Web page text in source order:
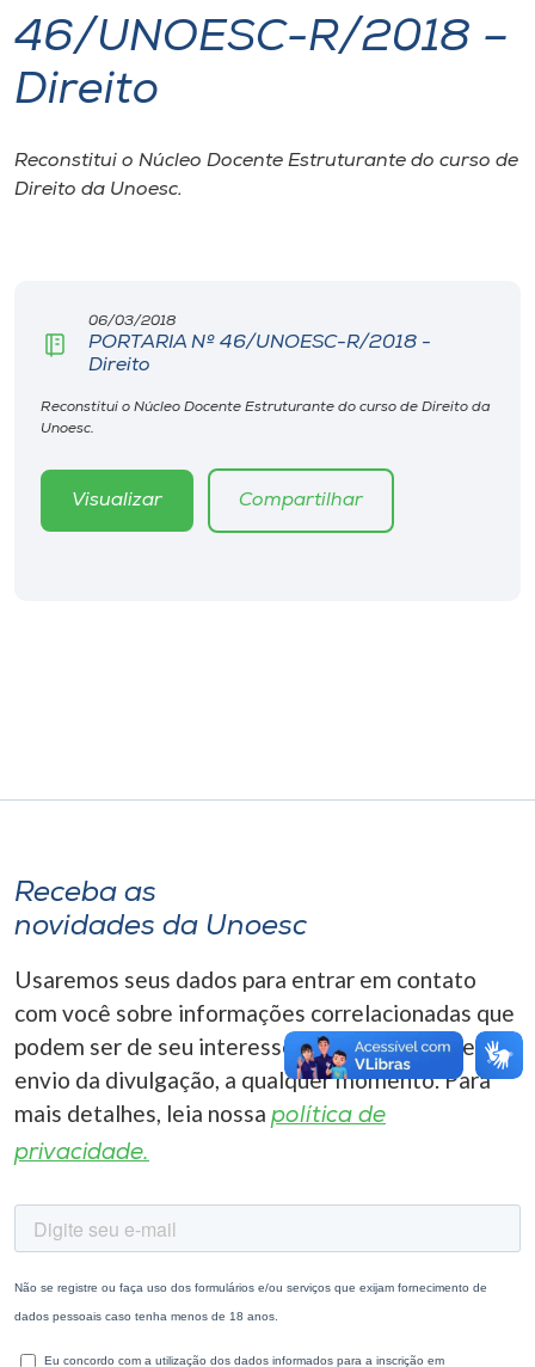
I.nova
Cultura
Biblioteca
Editora
Rádio
A+
46/UNOESC-R/2018 –
Direito
Reconstitui o Núcleo Docente Estruturante do curso de
Direito da Unoesc.
06/03/2018
PORTARIA Nº 46/UNOESC-R/2018 -
Direito
Reconstitui o Núcleo Docente Estruturante do curso de Direito da
Unoesc.
Visualizar Compartilhar
Receba as
novidades da Unoesc
Usaremos seus dados para entrar em contato
com você sobre informações correlacionadas que
podem ser de seu interesse. Você pode cancelar o
envio da divulgação, a qualquer momento. Para
mais detalhes, leia nossa política de
privacidade.